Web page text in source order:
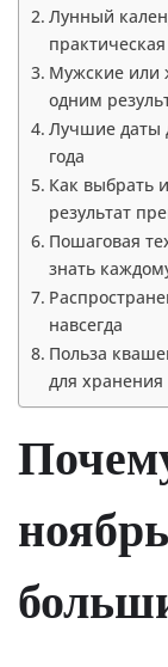
Лунный
Мужские или
одним
Лучшие даты
года
Как выбрать
результат
Пошаговая
знать
навсегда
Польза
для хранения